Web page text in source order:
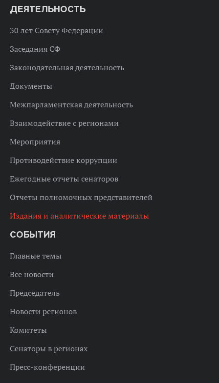
ДЕЯТЕЛЬНОСТЬ
30 лет Совету Федерации
Заседания СФ
Законодательная деятельность
Документы
Межпарламентская деятельность
Взаимодействие с регионами
Мероприятия
Противодействие коррупции
Ежегодные отчеты сенаторов
Отчеты полномочных представителей
Издания и аналитические материалы
СОБЫТИЯ
Главные темы
Все новости
Председатель
Новости регионов
Комитеты
Сенаторы в регионах
Пресс-конференции